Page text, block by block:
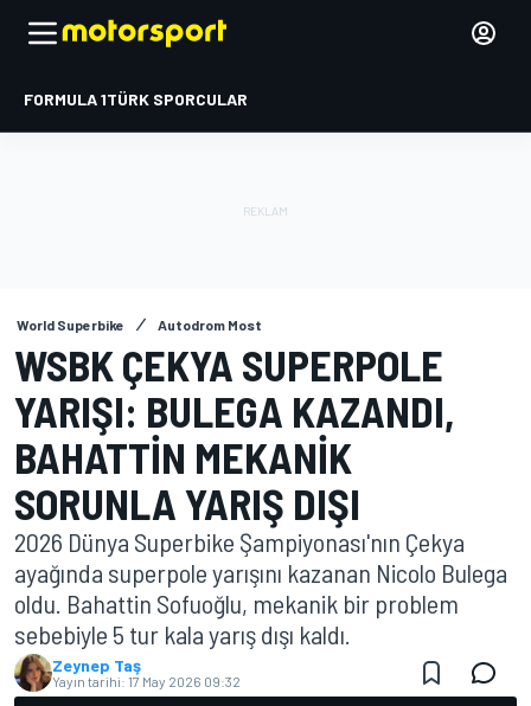
FORMULA 1TÜRK SPORCULAR
World Superbike Autodrom Most
WSBK ÇEKYA SUPERPOLE
YARIŞI: BULEGA KAZANDI,
BAHATTIN MEKANIK
SORUNLA YARIŞ DIŞI
2026 Dünya Superbike Şampiyonası'nın Çekya
ayağında superpole yarışını kazanan Nicolo Bulega
oldu. Bahattin Sofuoğlu, mekanik bir problem
sebebiyle 5 tur kala yarış dışı kaldı.
Zeynep Taş
Yayın tarihi: 17 May 2026 09:32